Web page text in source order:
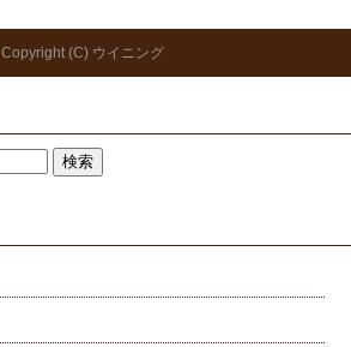
Copyright (C) ウイニング